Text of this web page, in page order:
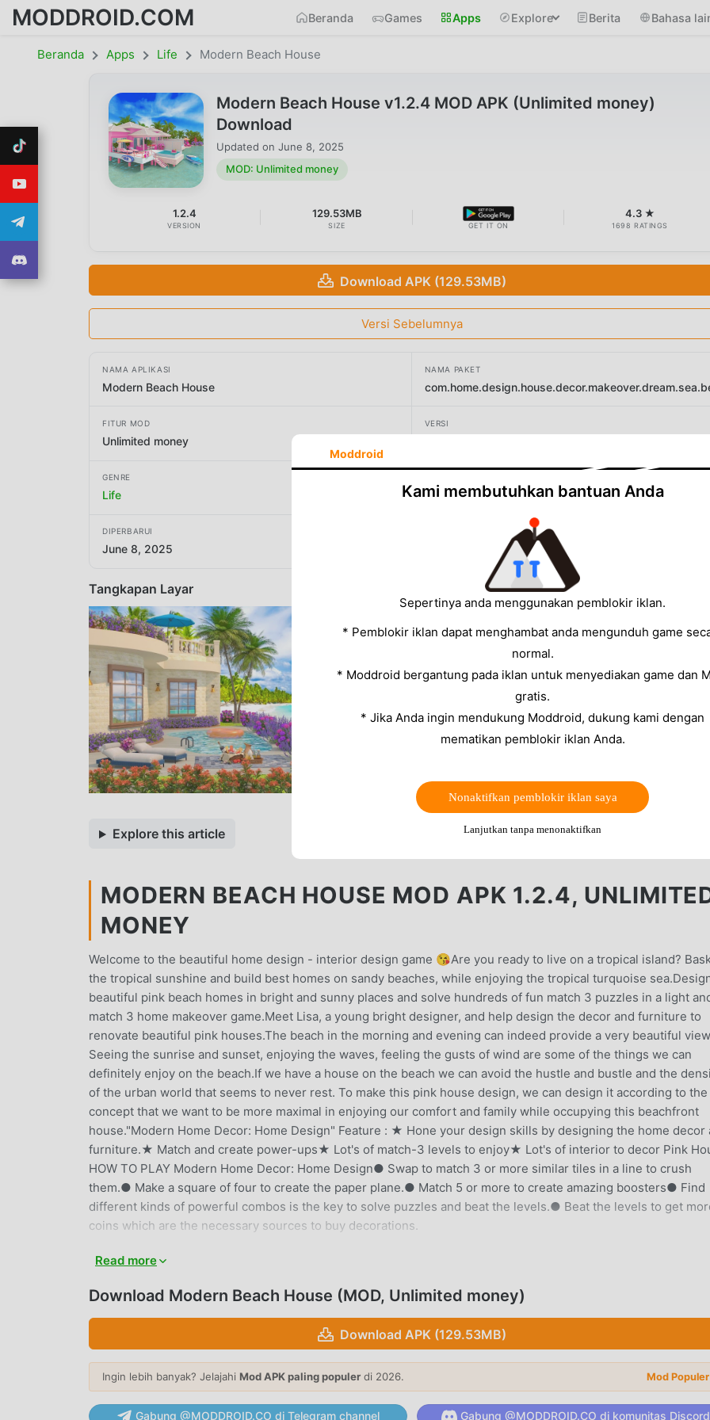
MODDROID.COM Beranda Games Apps Explore Berita Bahasa
Beranda Apps Life Modern Beach House
Modern Beach House v1.2.4 MOD APK (Unlimited money)
Download
Updated on June 8, 2025
MOD: Unlimited money
1.2.4
VERSION
129.53MB
SIZE GET IT ON
4.3 ★
1698 RATINGS
Download APK (129.53MB)
Versi Sebelumnya
NAMA APLIKASI
Modern Beach House
NAMA PAKET
FITUR MOD
Unlimited money
VERSI
GENRE
Life Teras Global JSC
DIPERBARUI
June 8, 2025
Tangkapan Layar
Explore this article
MODERN BEACH HOUSE MOD APK 1.2.4,
MONEY
Welcome to the beautiful home design - interior design game 😘Are you ready to live on a tropical island?
the tropical sunshine and build best homes on sandy beaches, while enjoying the tropical turquoise
beautiful pink beach homes in bright and sunny places and solve hundreds of fun match 3 puzzles in a light
match 3 home makeover game.Meet Lisa, a young bright designer, and help design the decor and furniture to
renovate beautiful pink houses.The beach in the morning and evening can indeed provide a very beautiful
Seeing the sunrise and sunset, enjoying the waves, feeling the gusts of wind are some of the things we can
definitely enjoy on the beach.If we have a house on the beach we can avoid the hustle and bustle and the
of the urban world that seems to never rest. To make this pink house design, we can design it according to the
concept that we want to be more maximal in enjoying our comfort and family while occupying this beachfront
house."Modern Home Decor: Home Design" Feature : ★ Hone your design skills by designing the home decor
furniture.★ Match and create power-ups★ Lot's of match-3 levels to enjoy★ Lot's of interior to decor Pink
HOW TO PLAY Modern Home Decor: Home Design● Swap to match 3 or more similar tiles in a line to crush
them.● Make a square of four to create the paper plane.● Match 5 or more to create amazing boosters● Find
different kinds of powerful combos is the key to solve puzzles and beat the levels.● Beat the levels to get
coins which are the necessary sources to buy decorations.
MODERN BEACH HOUSEPENGANTAR
Modern Beach House Sebagai aplikasi terkebal life ,itu telah menarik banyak pengguna yang suka life di seluruh
memberi Anda versi terbaru dariModern Beach House 1.2.4 gratis, tetapi juga menyediakan Unlimited money
gratis untuk membantu Anda membuka kunci semua fitur aplikasi secara gratis. moddroid menjanjikan itu
Modern Beach House mod tidak akan membebankan biaya apa pun kepada pengguna, dan 100% aman, tersedia,
dan gratis untuk dipasang. Cukup unduh klien moddroid, Anda dapat mengunduh dan menginstalModern
House 1.2.4 dengan satu klik. Tunggu apa lagi, unduh moddroid sekarang!
Read more
Download Modern Beach House (MOD, Unlimited money)
Download APK (129.53MB)
Ingin lebih banyak? Jelajahi Mod APK paling populer di 2026. Mod
Gabung @MODDROID.CO di Telegram channel Gabung @MODDROID.CO di komunitas Discord
Moddroid
Kami membutuhkan bantuan Anda
Sepertinya anda menggunakan pemblokir iklan.
* Pemblokir iklan dapat menghambat anda mengunduh game
normal.
* Moddroid bergantung pada iklan untuk menyediakan game dan
gratis.
* Jika Anda ingin mendukung Moddroid, dukung kami dengan
mematikan pemblokir iklan Anda.
Nonaktifkan pemblokir iklan saya
Lanjutkan tanpa menonaktifkan